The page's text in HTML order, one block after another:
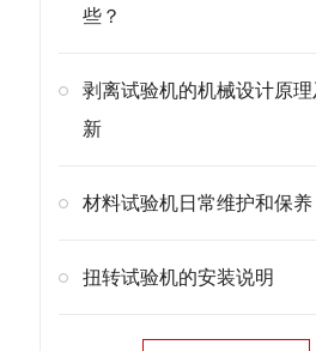
些？
剥离试验机的机械设计原理
新
材料试验机日常维护和保养
扭转试验机的安装说明